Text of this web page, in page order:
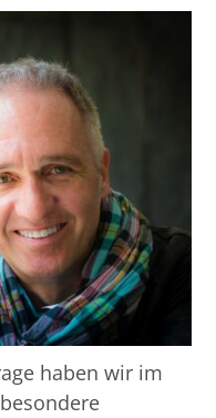
haben wir im